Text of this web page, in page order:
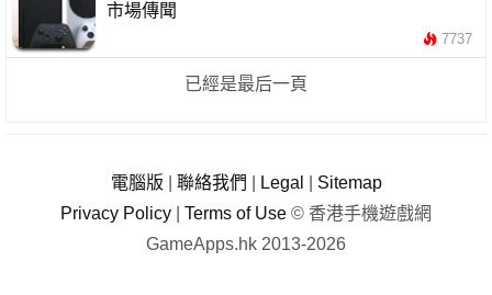
市場傳聞
7737
已經是最后一頁
電腦版 聯絡我們 Legal
Sitemap
Privacy Policy
Terms of Use © 香港手機遊戲網
GameApps.hk 2013-2026